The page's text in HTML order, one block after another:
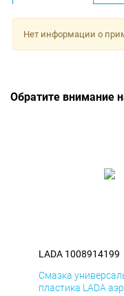
Нет информации о
Обратите внимание
LADA 1008914199
Смазка
пластика LADA